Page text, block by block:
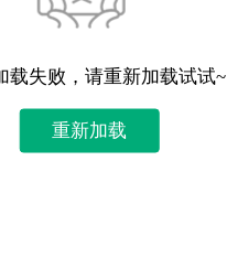
载失败，请重新加载试试~
重新加载